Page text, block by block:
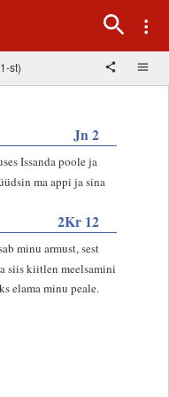
st)
Jn 2
Issanda poole ja
ma appi ja sina
2Kr 12
minu armust, sest
siis kiitlen meelsamini
elama minu peale.